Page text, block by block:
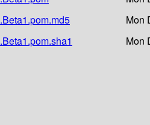
Mon
Mon